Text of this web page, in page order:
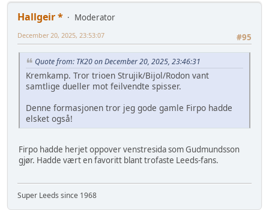
Hallgeir *
Moderator
#95
December 20, 2025, 23:53:07
Quote from: TK20 on December 20, 2025, 23:46:31
Kremkamp. Tror trioen Strujik/Bijol/Rodon vant
samtlige dueller mot feilvendte spisser.
Denne formasjonen tror jeg gode gamle Firpo hadde
elsket også!
Firpo hadde herjet oppover venstresida som Gudmundsson
gjør. Hadde vært en favoritt blant trofaste Leeds-fans.
Super Leeds since 1968